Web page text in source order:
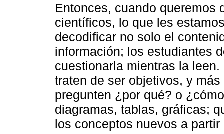
Entonces, cuando queremos
científicos, lo que les
decodificar no solo el
información; los estudiantes
cuestionarla mientras la
traten de ser objetivos, y
pregunten ¿por qué? o
diagramas, tablas, gráficas;
los conceptos nuevos a